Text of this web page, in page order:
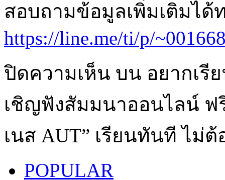
สอบถามข้อมูลเพิ่มเติมได้
https://line.me/ti/p/
ปิดความเห็น บน อยากเรี
เชิญฟังสัมมนาออนไลน์ ฟ
เนส AUT” เรียนทันที ไม่ต้
POPULAR